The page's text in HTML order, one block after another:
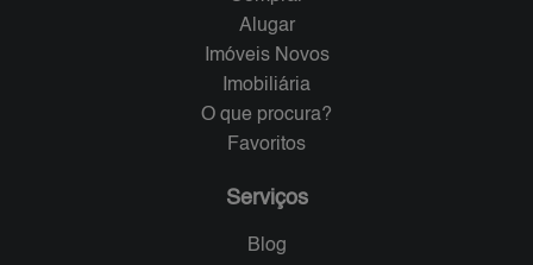
Alugar
Imóveis Novos
Imobiliária
O que procura?
Favoritos
Serviços
Blog